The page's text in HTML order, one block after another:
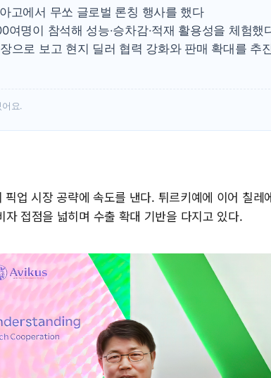
'화합' 꺼낸 김민
고에서 무쏘 글로벌 론칭 행사를 했다
명이 참석해 성능·승차감·적재 활용성을 체험했
으로 보고 현지 딜러 협력 강화와 판매 확대를 추
요.
업 시장 공략에 속도를 낸다. 튀르키예에 이어 칠레
접점을 넓히며 수출 확대 기반을 다지고 있다.